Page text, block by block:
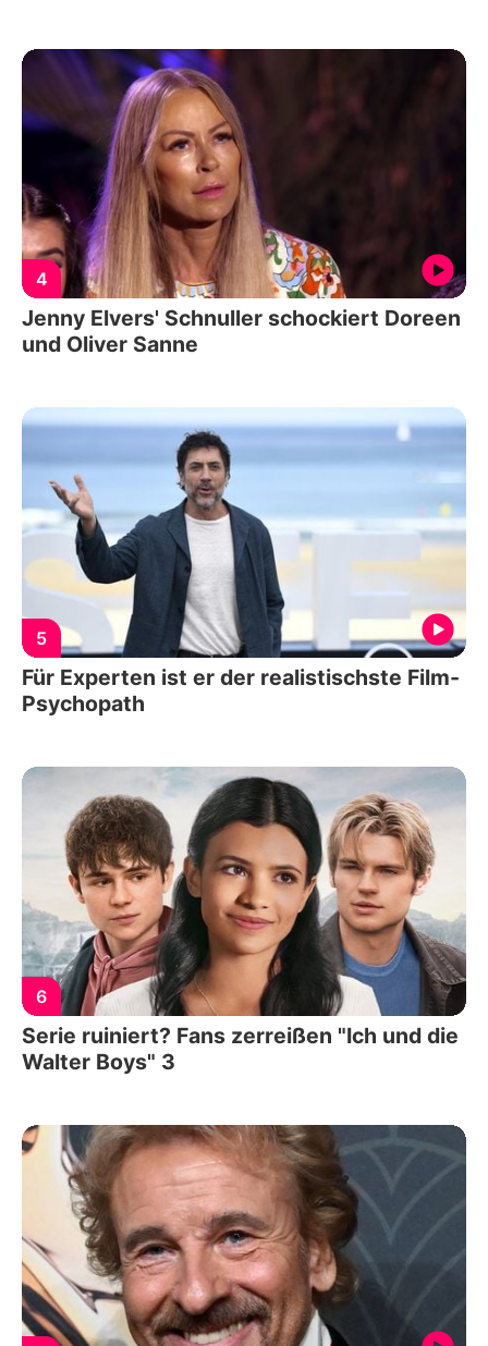
4
Jenny Elvers' Schnuller schockiert Doreen
und Oliver Sanne
5
Für Experten ist er der realistischste Film-
Psychopath
6
Serie ruiniert? Fans zerreißen "Ich und die
Walter Boys" 3